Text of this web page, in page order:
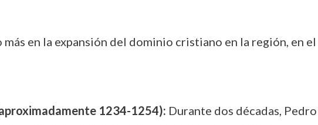
más en la expansión del dominio cristiano en la región, en
1234-1254): Durante dos décadas,